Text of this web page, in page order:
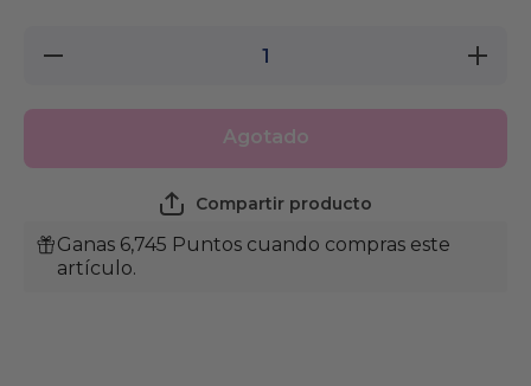
Reducir
Aumentar
cantidad
Agotado
Compartir producto
Ganas 6,745 Puntos cuando compras este
artículo.